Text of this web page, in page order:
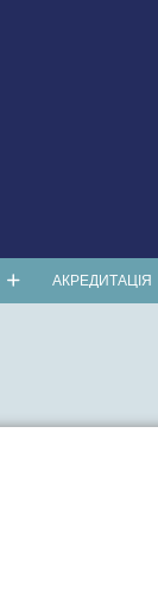
АКРЕДИТАЦІЯ